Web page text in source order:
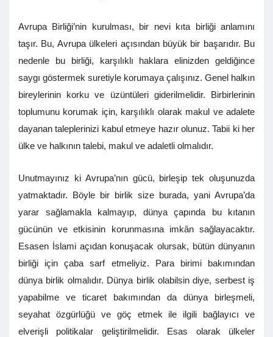
Avrupa Birliği’nin kurulması, bir nevi kıta birliği anlamını
taşır. Bu, Avrupa ülkeleri açısından büyük bir başarıdır. Bu
nedenle bu birliği, karşılıklı haklara elinizden geldiğince
saygı göstermek suretiyle korumaya çalışınız. Genel halkın
bireylerinin korku ve üzüntüleri giderilmelidir. Birbirlerinin
toplumunu korumak için, karşılıklı olarak makul ve adalete
dayanan taleplerinizi kabul etmeye hazır olunuz. Tabii ki her
ülke ve halkının talebi, makul ve adaletli olmalıdır.
Unutmayınız ki Avrupa’nın gücü, birleşip tek oluşunuzda
yatmaktadır. Böyle bir birlik size burada, yani Avrupa’da
yarar sağlamakla kalmayıp, dünya çapında bu kıtanın
gücünün ve etkisinin korunmasına imkân sağlayacaktır.
Esasen İslami açıdan konuşacak olursak, bütün dünyanın
birliği için çaba sarf etmeliyiz. Para birimi bakımından
dünya birlik olmalıdır. Dünya birlik olabilsin diye, serbest iş
yapabilme ve ticaret bakımından da dünya birleşmeli,
seyahat özgürlüğü ve göç etmek ile ilgili bağlayıcı ve
elverişli politikalar geliştirilmelidir. Esas olarak ülkeler